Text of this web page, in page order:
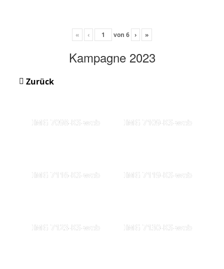
« ‹ von 6 › »
Kampagne 2023
Zurück
IMG 7098-KS-web IMG 7109-KS-web
IMG 7116-KS-web IMG 7119-KS-web
IMG 7123-KS-web IMG 7130-KS-web